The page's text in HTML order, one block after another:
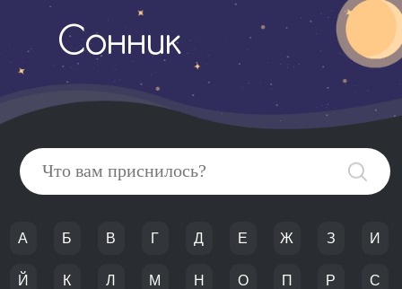
Сонник
А Б В Г Д Е Ж З И
Й К Л М Н О П Р С